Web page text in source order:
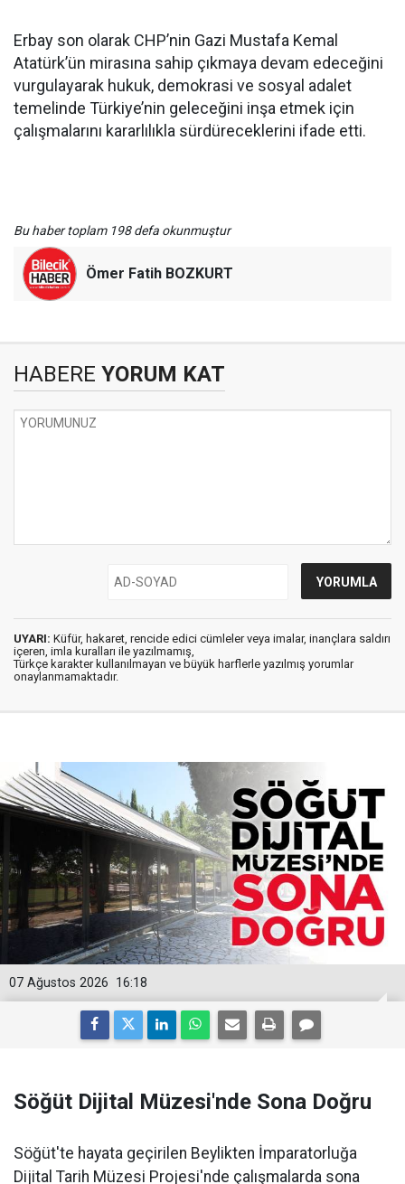
Erbay son olarak CHP’nin Gazi Mustafa Kemal
Atatürk’ün mirasına sahip çıkmaya devam edeceğini
vurgulayarak hukuk, demokrasi ve sosyal adalet
temelinde Türkiye’nin geleceğini inşa etmek için
çalışmalarını kararlılıkla sürdüreceklerini ifade etti.
Bu haber toplam 198 defa okunmuştur
Ömer Fatih BOZKURT
HABERE YORUM KAT
UYARI: Küfür, hakaret, rencide edici cümleler veya imalar, inançlara saldırı
içeren, imla kuralları ile yazılmamış,
Türkçe karakter kullanılmayan ve büyük harflerle yazılmış yorumlar
onaylanmamaktadır.
16:18
07 Ağustos 2026
Söğüt Dijital Müzesi'nde Sona Doğru
Söğüt'te hayata geçirilen Beylikten İmparatorluğa
Dijital Tarih Müzesi Projesi'nde çalışmalarda sona